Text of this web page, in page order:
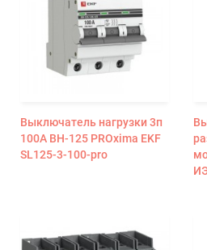
Выключатель нагрузки 3п
100А ВН-125 PROxima EKF
SL125-3-100-pro